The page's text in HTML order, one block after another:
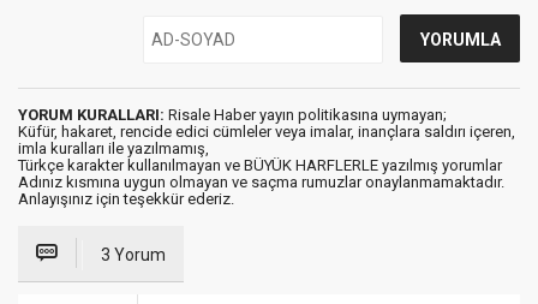
YORUM KURALLARI: Risale Haber yayın politikasına uymayan;
Küfür, hakaret, rencide edici cümleler veya imalar, inançlara saldırı içeren,
imla kuralları ile yazılmamış,
Türkçe karakter kullanılmayan ve BÜYÜK HARFLERLE yazılmış yorumlar
Adınız kısmına uygun olmayan ve saçma rumuzlar onaylanmamaktadır.
Anlayışınız için teşekkür ederiz.
3 Yorum